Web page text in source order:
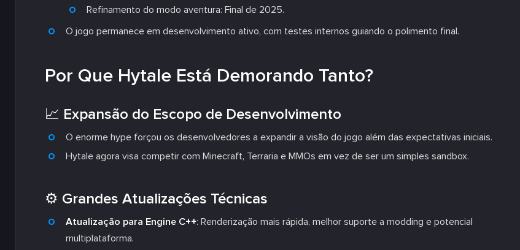
Refinamento do modo aventura: Final de 2025.
O jogo permanece em desenvolvimento ativo, com testes internos guiando o polimento final.
Por Que Hytale Está Demorando Tanto?
📈 Expansão do Escopo de Desenvolvimento
O enorme hype forçou os desenvolvedores a expandir a visão do jogo além das expectativas iniciais.
Hytale agora visa competir com Minecraft, Terraria e MMOs em vez de ser um simples sandbox.
⚙️ Grandes Atualizações Técnicas
Atualização para Engine C++: Renderização mais rápida, melhor suporte a modding e potencial
multiplataforma.